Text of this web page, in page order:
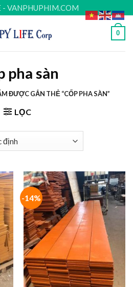
- VANPHUPHIM.COM
0
pha sàn
ĐƯỢC GẮN THẺ “CỐP PHA SÀN”
LỌC
-14%